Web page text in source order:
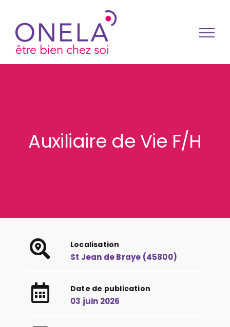
Auxiliaire de Vie F/H
Localisation
St Jean de Braye (45800)
Date de publication
03 juin 2026